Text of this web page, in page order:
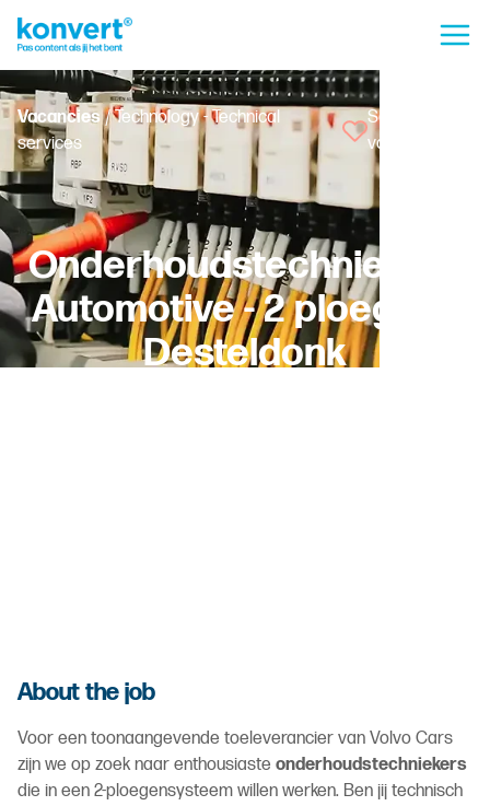
Vacancies/ Technology - Technical
services
Save
vacancy
Onderhoudstechnieker -
Automotive - 2 ploegen -
Desteldonk
About the job
Voor een toonaangevende toeleverancier van Volvo Cars
zijn we op zoek naar enthousiaste onderhoudstechniekers
die in een 2-ploegensysteem willen werken. Ben jij technisch